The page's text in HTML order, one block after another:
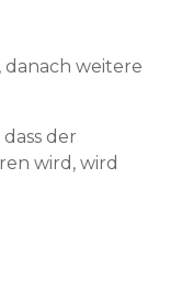
danach weitere
der
wird, wird